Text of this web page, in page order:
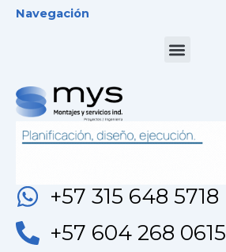
+57 315 648 5718
+57 604 268 0615
Navegación
Menu